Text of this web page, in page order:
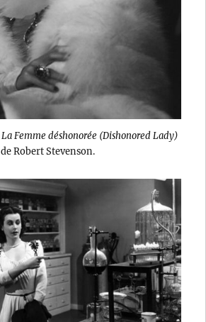
La Femme déshonorée (Dishonored Lady)
de Robert Stevenson.